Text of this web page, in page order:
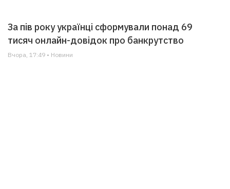
За пів року українці сформували понад 69
тисяч онлайн-довідок про банкрутство
Вчора, 17:49 • Новини